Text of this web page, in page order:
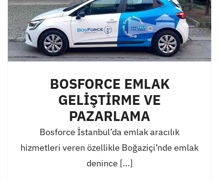
BOSFORCE EMLAK
GELİŞTİRME VE
PAZARLAMA
Bosforce İstanbul’da emlak aracılık
hizmetleri veren özellikle Boğaziçi’nde emlak
denince [...]